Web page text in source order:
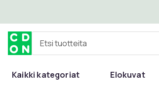
Etsi tuotteita
Kaikki kategoriat Elokuvat